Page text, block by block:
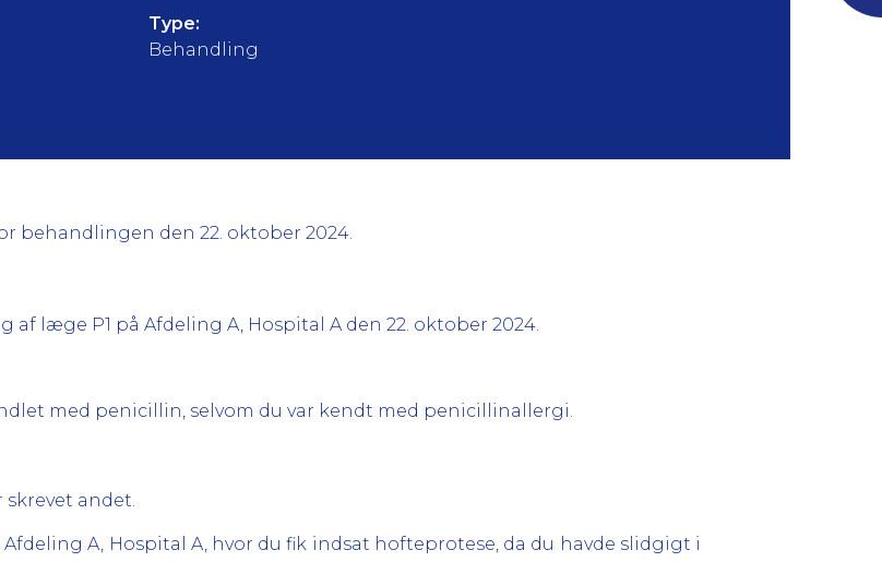
Type:
Behandling
behandlingen den 22. oktober 2024.
læge P1 på Afdeling A, Hospital A den 22. oktober 2024.
med penicillin, selvom du var kendt med penicillinallergi.
andet.
A, Hospital A, hvor du fik indsat hofteprotese, da du havde slidgigt i